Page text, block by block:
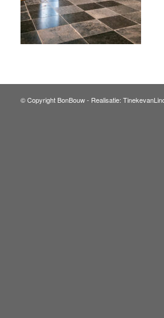
© Copyright BonBouw - Realisatie: